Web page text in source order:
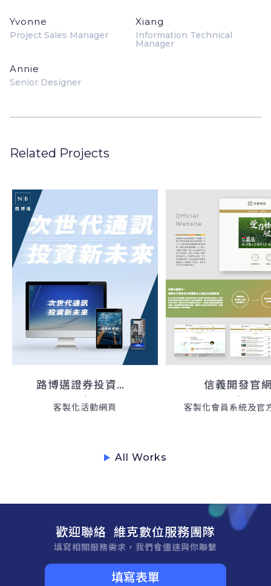
Yvonne
Project Sales Manager
Xiang
Information Technical
Manager
Annie
Senior Designer
Related Projects
路博邁證券投資信託
客製化活動網頁
信義開發官
客製化會員系統及官
All Works
歡迎聯絡 維克數位服務團隊
填寫相關服務需求，我們會儘速與你聯繫
填寫表單